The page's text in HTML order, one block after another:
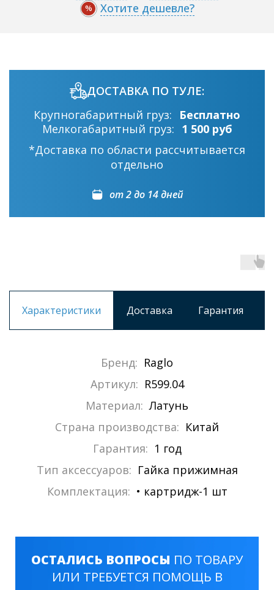
% Хотите дешевле?
ДОСТАВКА ПО ТУЛЕ:
Крупногабаритный груз:
Бесплатно
Мелкогабаритный груз: 1 500 руб
*Доставка по области рассчитывается
отдельно
от 2 до 14 дней
Характеристики Доставка Гарантия
Бренд: Raglo
Артикул: R599.04
Материал: Латунь
Страна производства: Китай
Гарантия: 1 год
Тип аксессуаров: Гайка прижимная
Комплектация: • картридж-1 шт
ОСТАЛИСЬ ВОПРОСЫ ПО ТОВАРУ
ИЛИ ТРЕБУЕТСЯ ПОМОЩЬ В